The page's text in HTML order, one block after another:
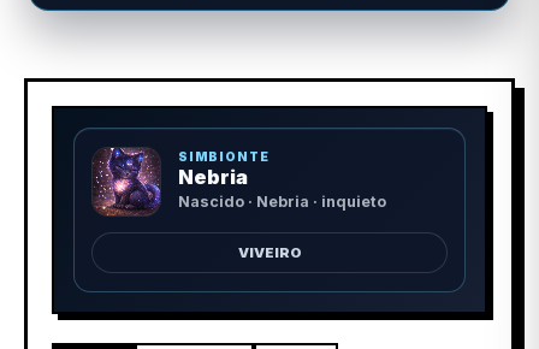
SIMBIONTE
Nebria
Nascido · Nebria · inquieto
VIVEIRO